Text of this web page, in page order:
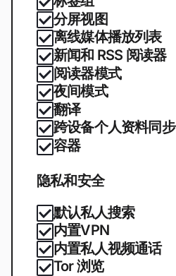
分屏视图
离线媒体播放列表
新闻和 RSS 阅读器
阅读器模式
夜间模式
翻译
跨设备个人资料同步
容器
隐私和安全
默认私人搜索
内置VPN
内置私人视频通话
Tor 浏览